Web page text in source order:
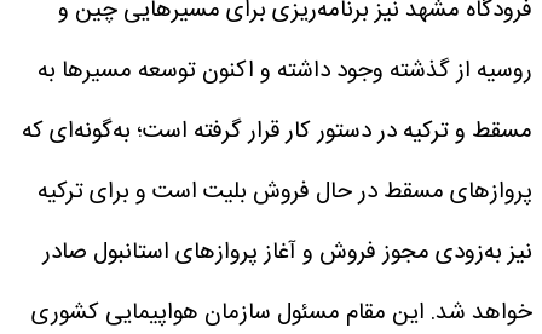
فرودگاه مشهد نیز برنامه‌ریزی برای مسیرهایی چین و
روسیه از گذشته وجود داشته و اکنون توسعه مسیرها به
مسقط و ترکیه در دستور کار قرار گرفته است؛ به‌گونه‌ای که
پروازهای مسقط در حال فروش بلیت است و برای ترکیه
نیز به‌زودی مجوز فروش و آغاز پروازهای استانبول صادر
خواهد شد. این مقام مسئول سازمان هواپیمایی کشوری